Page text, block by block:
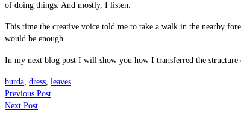
of doing things. And mostly, I listen.
This time the creative voice told me to take a walk in the nearby
would be enough.
In my next blog post I will show you how I transferred the
burda, dress, leaves
Previous Post
Next Post